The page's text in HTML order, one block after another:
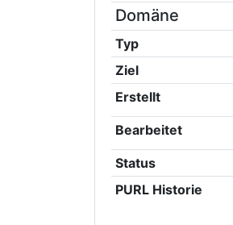
Domäne
Typ
Ziel
Erstellt
Bearbeitet
Status
PURL Historie